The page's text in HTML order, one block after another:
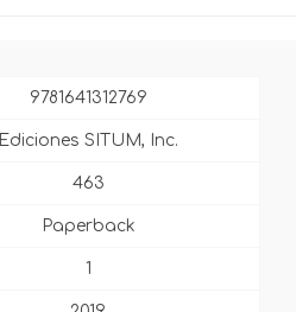
9781641312769
Ediciones SITUM, Inc.
463
Paperback
1